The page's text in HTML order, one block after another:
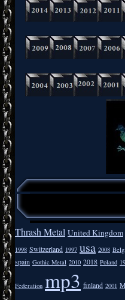
Thrash Metal United Kingdom
1998 Switzerland 1997 usa 2008
spain Gothic Metal 2010 2018 Poland
Federation mp3 finland 2001